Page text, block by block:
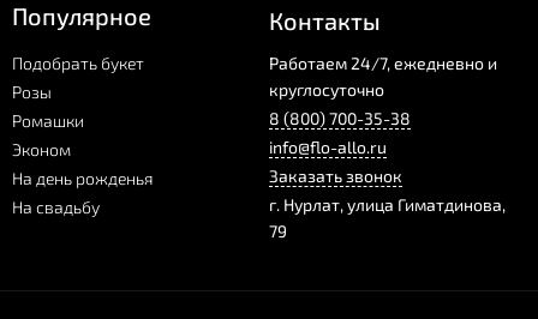
Популярное
Подобрать букет
Розы
Ромашки
Эконом
На день рожденья
На свадьбу
Контакты
Работаем 24/7, ежедневно и
круглосуточно
8 (800) 700-35-38
info@flo-allo.ru
Заказать звонок
г. Нурлат,улица Гиматдинова,
79